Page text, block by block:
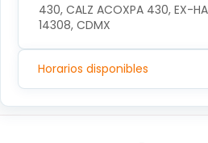
430, CALZ ACOXPA 430, EX-
14308, CDMX
Horarios disponibles